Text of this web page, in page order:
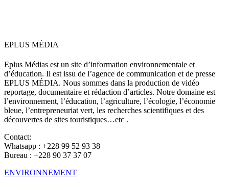
EPLUS MÉDIA
Eplus Médias est un site d’information environnementale et
d’éducation. Il est issu de l’agence de communication et de presse
EPLUS MÉDIA. Nous sommes dans la production de vidéo
reportage, documentaire et rédaction d’articles. Notre domaine est
l’environnement, l’éducation, l’agriculture, l’écologie, l’économie
bleue, l’entrepreneuriat vert, les recherches scientifiques et des
découvertes de sites touristiques…etc .
Contact:
Whatsapp : +228 99 52 93 38
Bureau : +228 90 37 37 07
ENVIRONNEMENT